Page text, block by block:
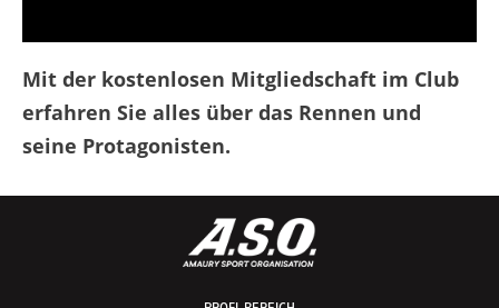
Mit der kostenlosen Mitgliedschaft im Club
erfahren Sie alles über das Rennen und
seine Protagonisten.